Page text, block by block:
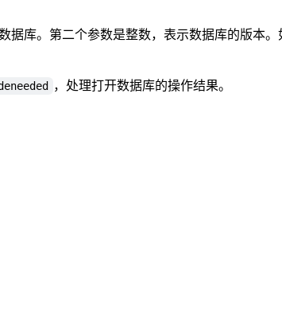
库。第二个参数是整数，表示数据库的版本
，处理打开数据库的操作结果。